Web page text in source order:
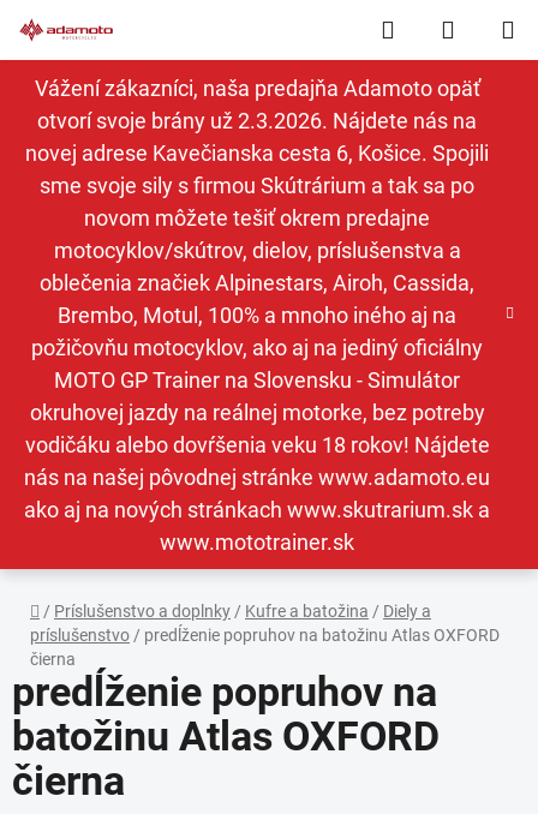
na
obsah
Vážení zákazníci, naša predajňa Adamoto opäť
otvorí svoje brány už 2.3.2026. Nájdete nás na
novej adrese Kavečianska cesta 6, Košice. Spojili
sme svoje sily s firmou Skútrárium a tak sa po
novom môžete tešiť okrem predajne
motocyklov/skútrov, dielov, príslušenstva a
oblečenia značiek Alpinestars, Airoh, Cassida,
Brembo, Motul, 100% a mnoho iného aj na
požičovňu motocyklov, ako aj na jediný oficiálny
MOTO GP Trainer na Slovensku - Simulátor
okruhovej jazdy na reálnej motorke, bez potreby
vodičáku alebo dovŕšenia veku 18 rokov! Nájdete
nás na našej pôvodnej stránke www.adamoto.eu
ako aj na nových stránkach www.skutrarium.sk a
www.mototrainer.sk
Hľadať
KOŠÍK
Domov
/ Príslušenstvo a doplnky / Kufre a batožina / Diely a
príslušenstvo / predĺženie popruhov na batožinu Atlas OXFORD
čierna
predĺženie popruhov na
batožinu Atlas OXFORD
čierna